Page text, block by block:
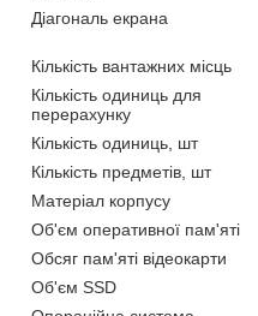
Діагональ екрана
Кількість вантажних місць
Кількість одиниць для
перерахунку
Кількість одиниць, шт
Кількість предметів, шт
Матеріал корпусу
Об'єм оперативної пам'яті
Обсяг пам'яті відеокарти
Об'єм SSD